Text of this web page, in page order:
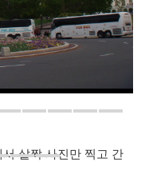
살짝 사진만 찍고 간